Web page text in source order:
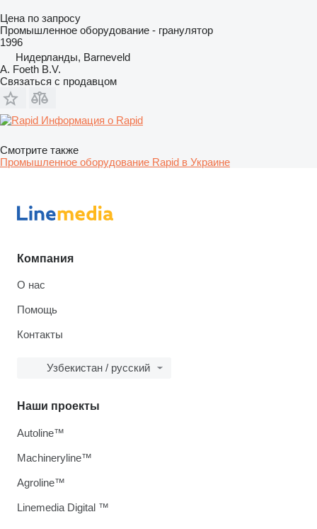
Цена по запросу
Промышленное оборудование - гранулятор
1996
Нидерланды, Barneveld
A. Foeth B.V.
Связаться с продавцом
Информация о Rapid
Смотрите также
Промышленное оборудование Rapid в Украине
Компания
О нас
Помощь
Контакты
Узбекистан / русский
Наши проекты
Autoline™
Machineryline™
Agroline™
Linemedia Digital ™